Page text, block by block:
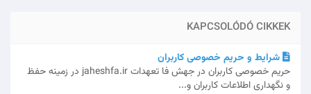
KAPCSOLÓDÓ CIKKEK
شرایط و حریم خصوصی کاربران
حریم خصوصی کاربران در جهش فا تعهدات jaheshfa.ir در زمینه حفظ
و نگهداری اطلاعات کاربران و...